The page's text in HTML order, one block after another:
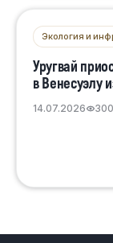
Экология и
Уругвай
в Венесуэлу
14.07.2026 300